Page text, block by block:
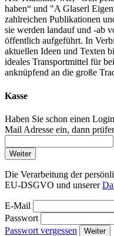
haben“ und "A Glaserl
zahlreichen Publikationen
sie werden landauf und -ab
öffentlich aufgeführt. In
aktuellen Ideen und Texten
ideales Transportmittel für
anknüpfend an die große
Kasse
Haben Sie schon einen
Mail Adresse ein, dann
Weiter
Die Verarbeitung der
EU-DSGVO und unserer
E-Mail
Passwort
Passwort vergessen
Weiter